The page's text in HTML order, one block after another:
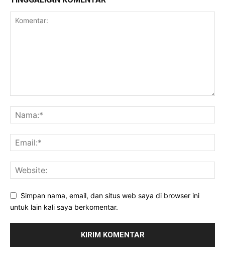
Simpan nama, email, dan situs web saya di browser ini
untuk lain kali saya berkomentar.